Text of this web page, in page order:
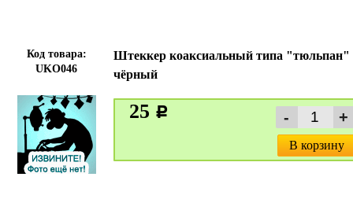
Код товара:
UKO046
Штеккер коаксиальный типа "тюльпан"
чёрный
25 c
В корзину